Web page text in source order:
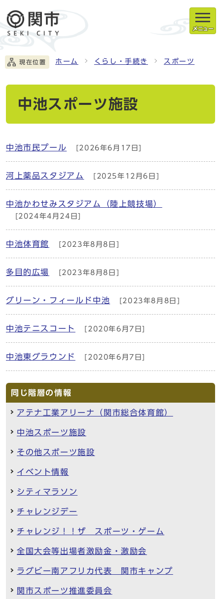
メニュー
現在位置 ホーム くらし・手続き スポーツ
中池スポーツ施設
中池市民プール [2026年6月17日]
河上薬品スタジアム [2025年12月6日]
中池かわせみスタジアム（陸上競技場）
[2024年4月24日]
中池体育館 [2023年8月8日]
多目的広場 [2023年8月8日]
グリーン・フィールド中池 [2023年8月8日]
中池テニスコート [2020年6月7日]
中池東グラウンド [2020年6月7日]
同じ階層の情報
アテナ工業アリーナ（関市総合体育館）
中池スポーツ施設
その他スポーツ施設
イベント情報
シティマラソン
チャレンジデー
チャレンジ！！ザ スポーツ・ゲーム
全国大会等出場者激励金・激励会
ラグビー南アフリカ代表 関市キャンプ
関市スポーツ推進委員会